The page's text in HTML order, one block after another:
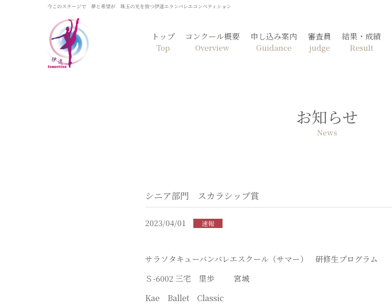
今このステージで 夢と希望が 珠玉の光を放つ伊達エランバレエコンペティション
トップ
Top
コンクール概要
Overview
申し込み案内
Guidance
審査員
judge
結果・成績
Result
お知らせ
News
シニア部門 スカラシップ賞
2023/04/01 速報
サラソタキューバンバレエスクール（サマー） 研修生プログラム
Ｓ-6002 三宅 里歩 宮城
Kae Ballet Classic